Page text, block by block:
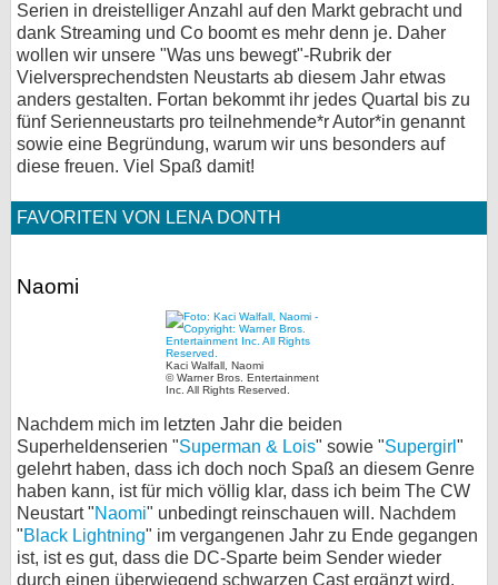
Serien in dreistelliger Anzahl auf den Markt gebracht und
dank Streaming und Co boomt es mehr denn je. Daher
wollen wir unsere "Was uns bewegt"-Rubrik der
Vielversprechendsten Neustarts ab diesem Jahr etwas
anders gestalten. Fortan bekommt ihr jedes Quartal bis zu
fünf Serienneustarts pro teilnehmende*r Autor*in genannt
sowie eine Begründung, warum wir uns besonders auf
diese freuen. Viel Spaß damit!
FAVORITEN VON LENA DONTH
Naomi
Kaci Walfall, Naomi
© Warner Bros. Entertainment
Inc. All Rights Reserved.
Nachdem mich im letzten Jahr die beiden
Superheldenserien "Superman & Lois" sowie "Supergirl "
gelehrt haben, dass ich doch noch Spaß an diesem Genre
haben kann, ist für mich völlig klar, dass ich beim The CW
Neustart "Naomi" unbedingt reinschauen will. Nachdem
"Black Lightning" im vergangenen Jahr zu Ende gegangen
ist, ist es gut, dass die DC-Sparte beim Sender wieder
durch einen überwiegend schwarzen Cast ergänzt wird.
Forum
bei X
bei Facebook
Nutzungsbedingungen
Cookie-Einstellungen
Impressum
myFanbase